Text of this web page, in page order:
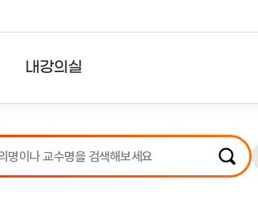
내강의실
강의리스트
수강확인증강의